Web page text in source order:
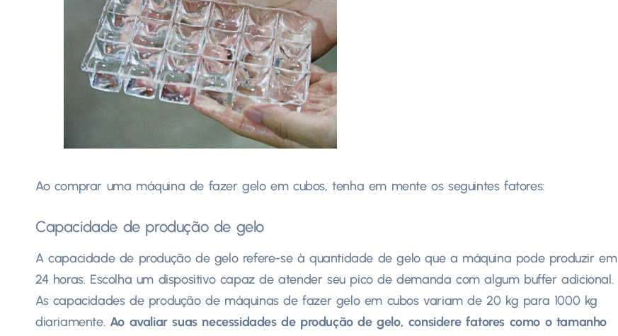
Ao comprar uma máquina de fazer gelo em cubos, tenha em mente os seguintes fatores:
Capacidade de produção de gelo
A capacidade de produção de gelo refere-se à quantidade de gelo que a máquina pode produzir em
24 horas. Escolha um dispositivo capaz de atender seu pico de demanda com algum buffer adicional.
As capacidades de produção de máquinas de fazer gelo em cubos variam de 20 kg para 1000 kg
diariamente. Ao avaliar suas necessidades de produção de gelo, considere fatores como o tamanho